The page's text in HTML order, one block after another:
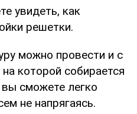
увидеть, как
решетки.
можно провести и с
которой собирается
сможете легко
не напрягаясь.